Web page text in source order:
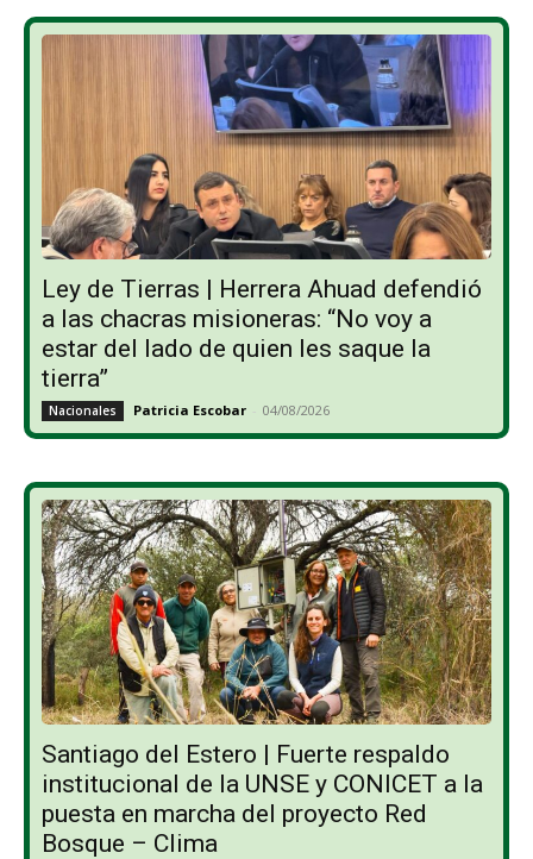
Ley de Tierras | Herrera Ahuad defendió
a las chacras misioneras: “No voy a
estar del lado de quien les saque la
tierra”
Nacionales Patricia Escobar - 04/08/2026
Santiago del Estero | Fuerte respaldo
institucional de la UNSE y CONICET a la
puesta en marcha del proyecto Red
Bosque – Clima